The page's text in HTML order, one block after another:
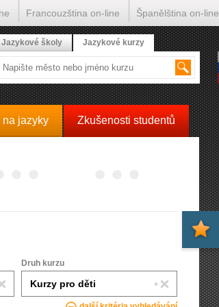
na jazyky Zkušenosti studentů
Druh kurzu
Jazykové školy Jazykové kurzy
Francouzština on-line Španělština on-line